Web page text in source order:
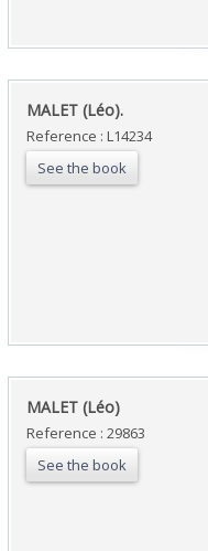
‎MALET (Léo).‎
Reference : L14234
See the book
‎MALET (Léo)‎
Reference : 29863
See the book